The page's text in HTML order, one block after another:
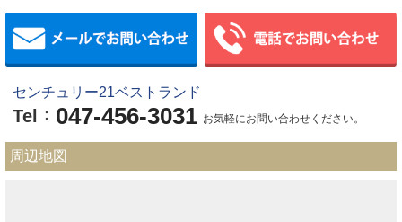
メールでお問い合わせ
センチュリー21ベストランド
Tel ： 047-456-3031 お気軽にお問い合わせください。
周辺地図